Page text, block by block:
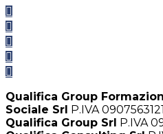
Qualifica Group
Sociale Srl
P.IVA
Qualifica Group Srl
P.IVA